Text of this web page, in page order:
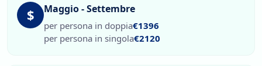
$ Maggio - Settembre
per persona in doppia€1396
per persona in singola€2120